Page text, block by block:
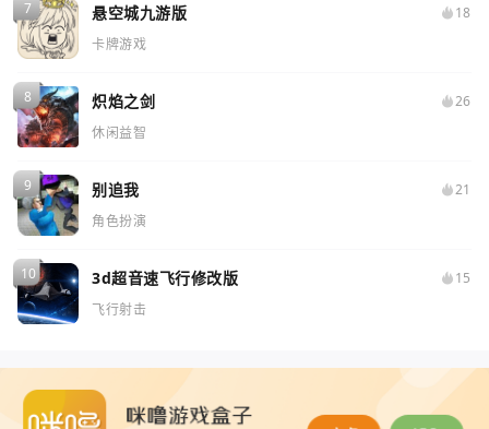
悬空城九游版
18
卡牌游戏
炽焰之剑
26
休闲益智
别追我
21
角色扮演
3d超音速飞行修改版
15
飞行射击